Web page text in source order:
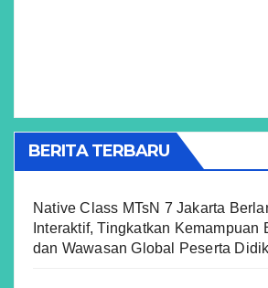
BERITA TERBARU
Native Class MTsN 7 Jakarta
Interaktif, Tingkatkan Kemampuan
dan Wawasan Global Peserta Didik